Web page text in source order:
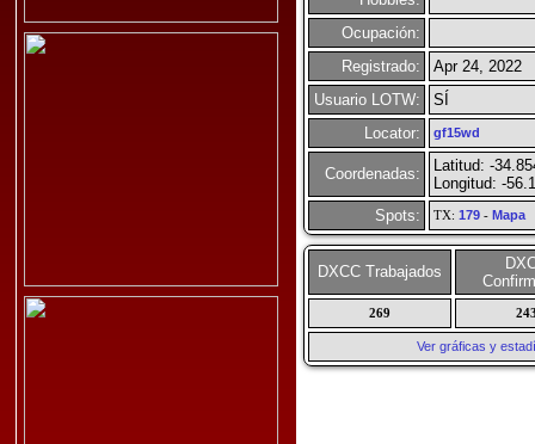
Ocupación:
Registrado:
Apr 24, 2022
Usuario LOTW:
SÍ
Locator:
gf15wd
Coordenadas:
Latitud: -
Longitud: -
Spots:
TX: 179- Mapa
DXCC Trabajados
269
Ver gráficas y